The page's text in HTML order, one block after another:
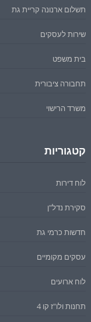
תשלום ארנונה קריית גת
שירות לעסקים
בית משפט
תחבורה ציבורית
משרד הרישוי
קטגוריות
לוח דירות
סקירת נדל"ן
חדשות כרמי גת
עסקים מקומיים
לוח ארועים
תחנות ולו"ז קו 4